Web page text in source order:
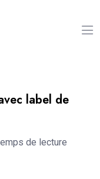
label de
de lecture